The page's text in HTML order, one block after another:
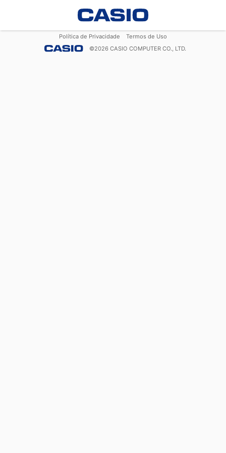
Política de Privacidade
Termos de Uso
©2026 CASIO COMPUTER CO., LTD.